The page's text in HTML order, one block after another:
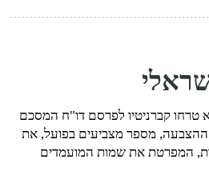
טרחו קברניטיו לפרסם דו"ח המסכם
ההצבעה, מספר מצביעים בפועל, את
המפרטת את שמות המועמדים